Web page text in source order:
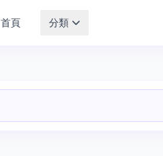
首頁 分類